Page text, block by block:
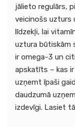
jālieto regulārs,
veicinošs uzturs
līdzekļi, lai
uztura būtiskām
ir omega-3 un
apskatīts – kas
uzņemt īpaši
daudzumā
izdevīgi. Lasiet